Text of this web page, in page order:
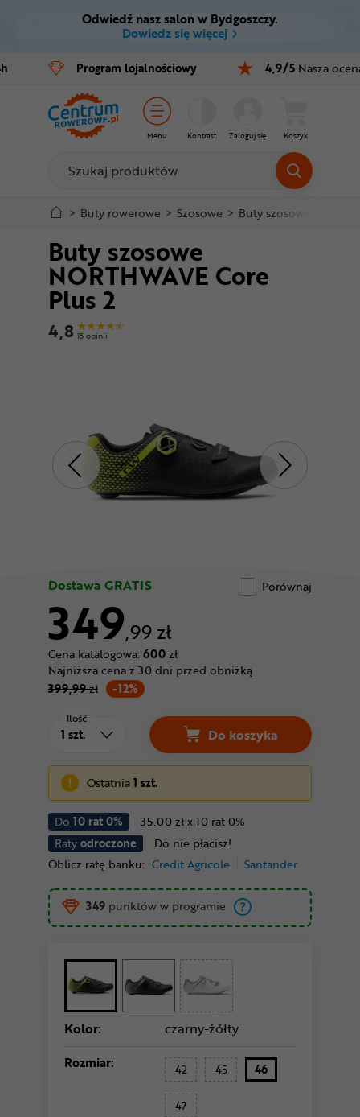
Ctrl M
Menu główne
Informacje o produkcie
Do koszyka
Szczegółowe informacje
Stopka
Odwiedź nasz salon w Bydgoszczy.
Dowiedz się więcej
Program lojalnościowy 4,9/5 Nasza
Menu Kontrast Zaloguj się Koszyk
Rowery
E-bike
Części
Akcesoria
Odzież
Kaski
Buty
Warsztat
Superoferta
> Buty rowerowe > Szosowe > Buty szosowe
Buty szosowe
NORTHWAVE Core
Plus 2
4,8 15 opinii
Dostawa GRATIS Porównaj
349,99 zł
Cena katalogowa: 600zł
-12%
Najniższa cena z 30 dni przed obniżką
399,99zł
Do 10 rat 0%
35.00 zł x 10 rat 0%
Ratyodroczone
Do nie płacisz!
Oblicz ratę banku: Credit Agricole Santander
Ilość
Do koszyka
Ostatnia1 szt.
349 punktów w programie
Kolor: czarny-żółty
Rozmiar: 42 45 46
47